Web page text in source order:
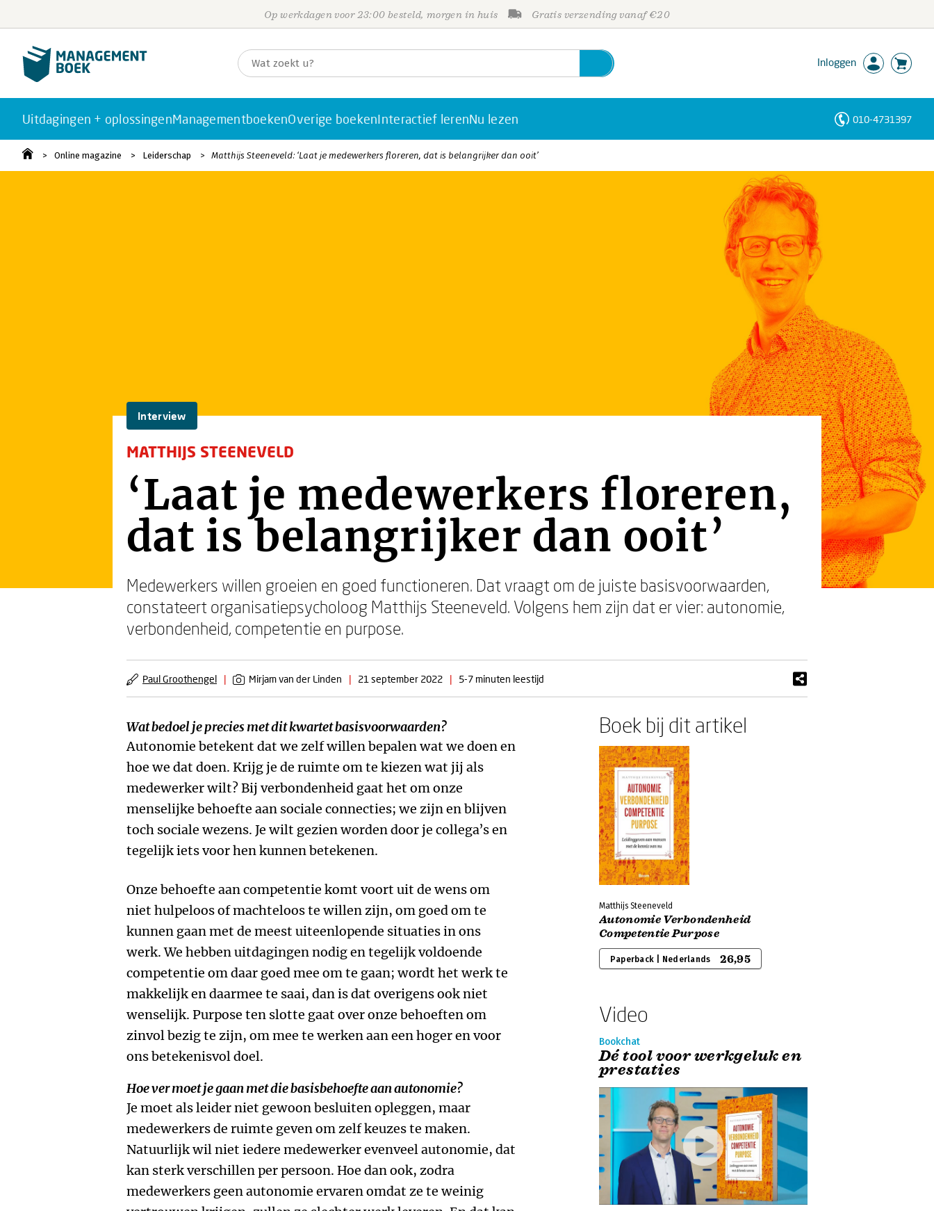
Op werkdagen voor 23:00 besteld, morgen in huis Gratis verzending vanaf €20
Inloggen
Uitdagingen + oplossingenManagementboekenOverige boekenInteractief lerenNu lezen 010-4731397
Online magazine Leiderschap Matthijs Steeneveld: ‘Laat je medewerkers floreren, dat is belangrijker dan ooit’
Interview
MATTHIJS STEENEVELD
‘Laat je medewerkers floreren,
dat is belangrijker dan ooit’
Medewerkers willen groeien en goed functioneren. Dat vraagt om de juiste basisvoorwaarden,
constateert organisatiepsycholoog Matthijs Steeneveld. Volgens hem zijn dat er vier: autonomie,
verbondenheid, competentie en purpose.
Paul Groothengel | Mirjam van der Linden | 21 september 2022 | 5-7 minuten leestijd
Wat bedoel je precies met dit kwartet basisvoorwaarden?
Autonomie betekent dat we zelf willen bepalen wat we doen en
hoe we dat doen. Krijg je de ruimte om te kiezen wat jij als
medewerker wilt? Bij verbondenheid gaat het om onze
menselijke behoefte aan sociale connecties; we zijn en blijven
toch sociale wezens. Je wilt gezien worden door je collega’s en
tegelijk iets voor hen kunnen betekenen.
Onze behoefte aan competentie komt voort uit de wens om
niet hulpeloos of machteloos te willen zijn, om goed om te
kunnen gaan met de meest uiteenlopende situaties in ons
werk. We hebben uitdagingen nodig en tegelijk voldoende
competentie om daar goed mee om te gaan; wordt het werk te
makkelijk en daarmee te saai, dan is dat overigens ook niet
wenselijk. Purpose ten slotte gaat over onze behoeften om
zinvol bezig te zijn, om mee te werken aan een hoger en voor
ons betekenisvol doel.
Hoe ver moet je gaan met die basisbehoefte aan autonomie?
Je moet als leider niet gewoon besluiten opleggen, maar
medewerkers de ruimte geven om zelf keuzes te maken.
Natuurlijk wil niet iedere medewerker evenveel autonomie, dat
kan sterk verschillen per persoon. Hoe dan ook, zodra
medewerkers geen autonomie ervaren omdat ze te weinig
Boek bij dit artikel
Matthijs Steeneveld
Autonomie Verbondenheid
Competentie Purpose
Paperback | Nederlands 26,95
Video
Bookchat
Dé tool voor werkgeluk en
prestaties
Personen